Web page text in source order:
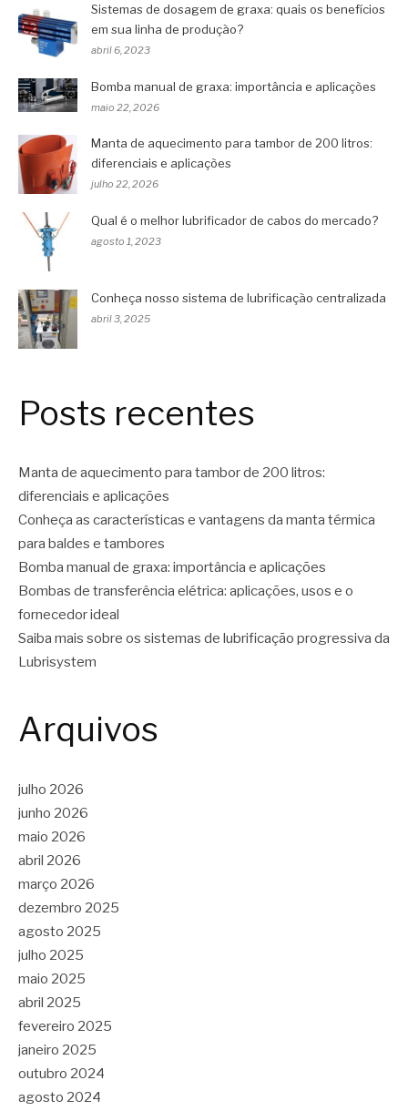
Sistemas de dosagem de graxa: quais os benefícios
em sua linha de produção?
abril 6, 2023
Bomba manual de graxa: importância e aplicações
maio 22, 2026
Manta de aquecimento para tambor de 200 litros:
diferenciais e aplicações
julho 22, 2026
Qual é o melhor lubrificador de cabos do mercado?
agosto 1, 2023
Conheça nosso sistema de lubrificação centralizada
abril 3, 2025
Posts recentes
Manta de aquecimento para tambor de 200 litros:
diferenciais e aplicações
Conheça as características e vantagens da manta térmica
para baldes e tambores
Bomba manual de graxa: importância e aplicações
Bombas de transferência elétrica: aplicações, usos e o
fornecedor ideal
Saiba mais sobre os sistemas de lubrificação progressiva da
Lubrisystem
Arquivos
julho 2026
junho 2026
maio 2026
abril 2026
março 2026
dezembro 2025
agosto 2025
julho 2025
maio 2025
abril 2025
fevereiro 2025
janeiro 2025
outubro 2024
agosto 2024